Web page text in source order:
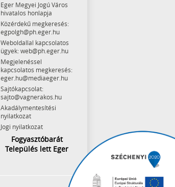
Eger Megyei Jogú Város
hivatalos honlapja
Közérdekű megkeresés:
egpolgh@ph.eger.hu
Weboldallal kapcsolatos
ügyek: web@ph.eger.hu
Megjelenéssel
kapcsolatos megkeresés:
eger.hu@mediaeger.hu
Sajtókapcsolat:
sajto@vagnerakos.hu
Akadálymentesítési
nyilatkozat
Jogi nyilatkozat
Fogyasztóbarát
Település lett Eger